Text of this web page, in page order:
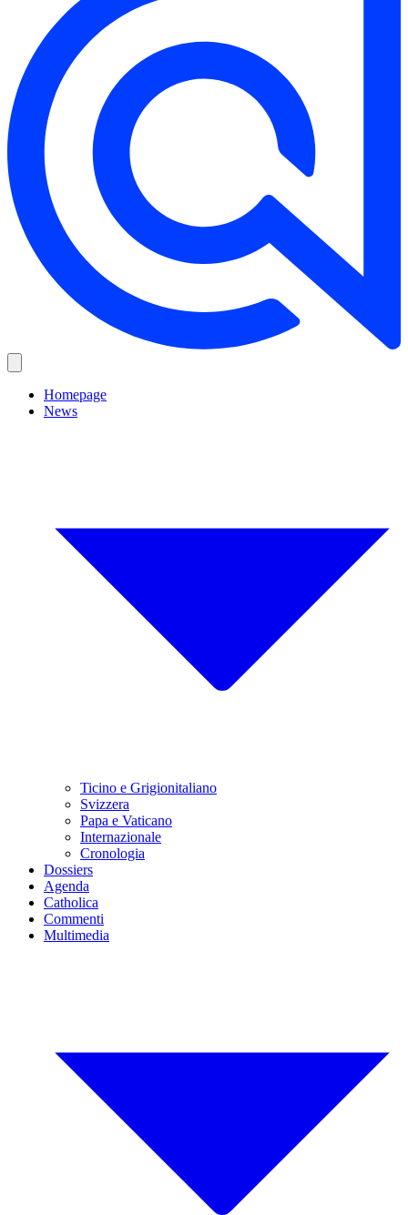
Homepage
News
Ticino e Grigionitaliano
Svizzera
Papa e Vaticano
Internazionale
Cronologia
Dossiers
Agenda
Catholica
Commenti
Multimedia